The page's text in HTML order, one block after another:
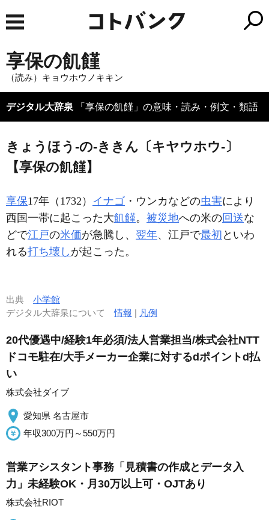
享保の飢饉
（読み）キョウホウノキキン
デジタル大辞泉 「享保の飢饉」の意味・読み・例文・類語
きょうほう‐の‐ききん〔キヤウホウ‐〕
【享保の飢饉】
享保17年（1732） イナゴ ・ウンカなどの虫害により
西国一帯に起こった大飢饉。 被災地への米の回送な
どで江戸の米価が急騰し、 翌年、江戸で最初 といわ
れる打ち壊し が起こった。
出典 小学館
デジタル大辞泉について情報 | 凡例
20代優遇中/経験1年必須/法人営業担当/株式会社NTT
ドコモ駐在/大手メーカー企業に対するdポイントd払
い
株式会社ダイブ
愛知県 名古屋市
年収300万円～550万円
営業アシスタント事務「見積書の作成とデータ入
力」未経験OK・月30万以上可・OJTあり
株式会社RIOT